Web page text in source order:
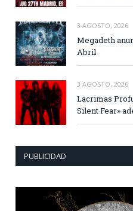
3 AGOSTO, 2026
Megadeth
Abril
3 AGOSTO, 2026
Lacrimas
Silent Fear»
PUBLICIDAD